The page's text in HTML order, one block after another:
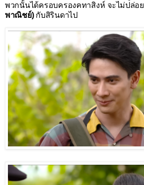
พวกนั้นได้ครอบครองคทาสิงห์ จะไม่ปล่อย
พาณิชย์) กับสิรินดาไป